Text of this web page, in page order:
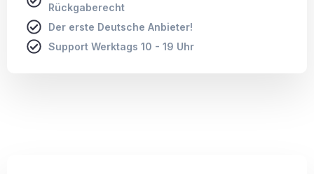
Rückgaberecht
Der erste Deutsche Anbieter!
Support Werktags 10 - 19 Uhr